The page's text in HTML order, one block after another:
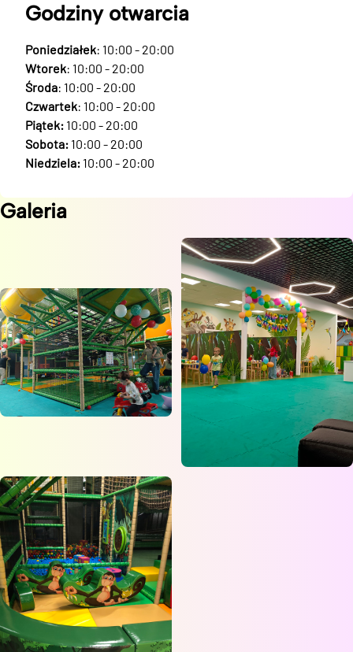
Godziny otwarcia
Poniedziałek: 10:00 - 20:00
Wtorek: 10:00 - 20:00
Środa: 10:00 - 20:00
Czwartek: 10:00 - 20:00
Piątek: 10:00 - 20:00
Sobota: 10:00 - 20:00
Niedziela: 10:00 - 20:00
Galeria